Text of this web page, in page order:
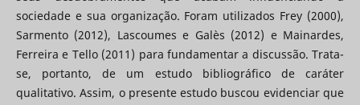
sociedade e sua organização. Foram utilizados Frey (2000),
Sarmento (2012), Lascoumes e Galès (2012) e Mainardes,
Ferreira e Tello (2011) para fundamentar a discussão. Trata-
se, portanto, de um estudo bibliográfico de caráter
qualitativo. Assim, o presente estudo buscou evidenciar que